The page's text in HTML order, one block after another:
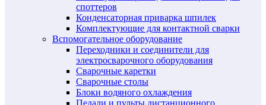
споттеров
Конденсаторная приварка шпилек
Комплектующие для контактной сварки
Вспомогательное оборудование
Переходники и соединители для
электросварочного оборудования
Сварочные каретки
Сварочные столы
Блоки водяного охлаждения
Педали и пульты дистанционного